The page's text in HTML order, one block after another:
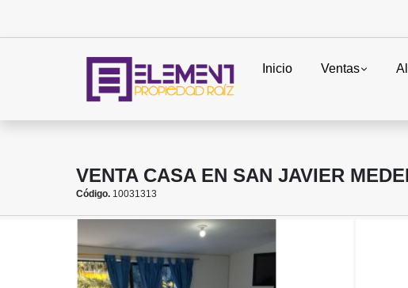
Inicio Ventas
VENTA CASA EN SAN JAVIER
Código. 10031313